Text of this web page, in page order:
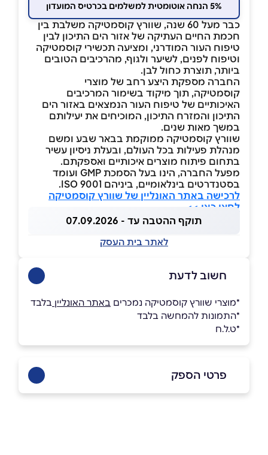
5% הנחה אוטומטית למשלמים בכרטיס המועדון
כבר מעל 60 שנה, שוורץ קוסמטיקה משלבת בין
חכמת החיים העתיקה של אזור הים התיכון לבין
טיפוח העור המודרני, ומציעה תכשירי קוסמטיקה
וטיפוח לפנים, לשיער ולגוף, מהרכיבים הטובים
ביותר, תוצרת כחול לבן.
החברה מספקת היצע רחב של מוצרי
קוסמטיקה, תוך מיקוד בשימור המרכיבים
האיכותיים של טיפוח העור הנמצאים באזור הים
התיכון והמזרח התיכון, המוכיחים את יעילותם
במשך מאות שנים.
שוורץ קוסמטיקה ממוקמת בבאר שבע ומשם
מנהלת פעילות בכל העולם, ובעלת ניסיון עשיר
בתחום פיתוח מוצרים איכותיים ואספקתם.
מפעל החברה, הינו בעל הסמכת GMP ועומד
בסטנדרטים בינלאומיים, ביניהם ISO 9001.
לרכישה באתר האונליין של שוורץ קוסמטיקה
לחצו כאן >>
תוקף ההטבה עד - 07.09.2026
לאתר בית העסק
חשוב לדעת
*מוצרי שוורץ קוסמטיקה נמכרים באתר האונליין בלבד
*התמונות להמחשה בלבד
*ט.ל.ח
פרטי הספק